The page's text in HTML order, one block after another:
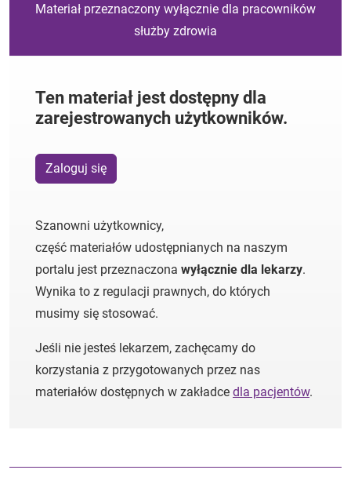
Materiał przeznaczony wyłącznie dla pracowników
służby zdrowia
Ten materiał jest dostępny dla
zarejestrowanych użytkowników.
Zaloguj się
Szanowni użytkownicy,
część materiałów udostępnianych na naszym
portalu jest przeznaczona wyłącznie dla lekarzy.
Wynika to z regulacji prawnych, do których
musimy się stosować.
Jeśli nie jesteś lekarzem, zachęcamy do
korzystania z przygotowanych przez nas
materiałów dostępnych w zakładce dla pacjentów.